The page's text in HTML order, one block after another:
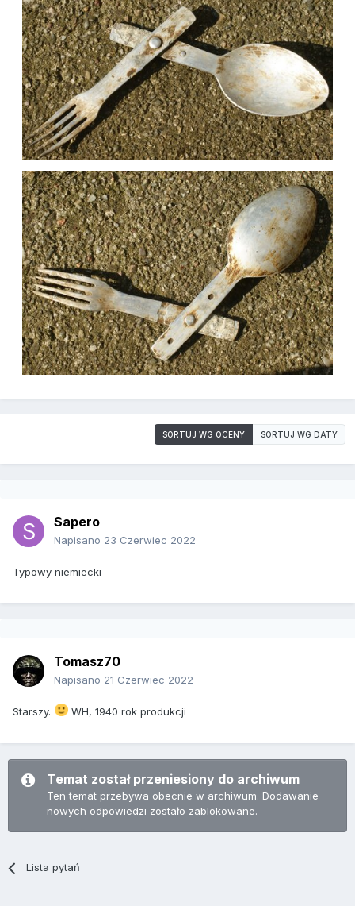
SORTUJ WG OCENY SORTUJ WG DATY
Sapero
Napisano 23 Czerwiec 2022
Typowy niemiecki
Tomasz70
Napisano 21 Czerwiec 2022
Starszy. WH, 1940 rok produkcji
Temat został przeniesiony do archiwum
Ten temat przebywa obecnie w archiwum. Dodawanie
nowych odpowiedzi zostało zablokowane.
Lista pytań